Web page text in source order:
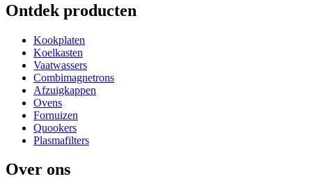
Ontdek producten
Kookplaten
Koelkasten
Vaatwassers
Combimagnetrons
Afzuigkappen
Ovens
Fornuizen
Quookers
Plasmafilters
Over ons